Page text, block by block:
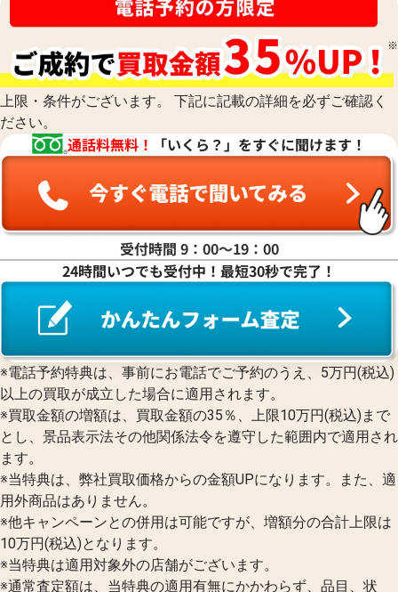
上限・条件がございます。 下記に記載の詳細を必ずご確認く
ださい。
通話料無料！ 「いくら？」をすぐに聞けます！
受付時間 9：00〜19：00
24時間いつでも受付中！最短30秒で完了！
※電話予約特典は、事前にお電話でご予約のうえ、5万円(税込)
以上の買取が成立した場合に適用されます。
※買取金額の増額は、買取金額の35％、上限10万円(税込)まで
とし、景品表示法その他関係法令を遵守した範囲内で適用され
ます。
※当特典は、弊社買取価格からの金額UPになります。また、適
用外商品はありません。
※他キャンペーンとの併用は可能ですが、増額分の合計上限は
10万円(税込)となります。
※当特典は適用対象外の店舗がございます。
※通常査定額は、当特典の適用有無にかかわらず、品目、状